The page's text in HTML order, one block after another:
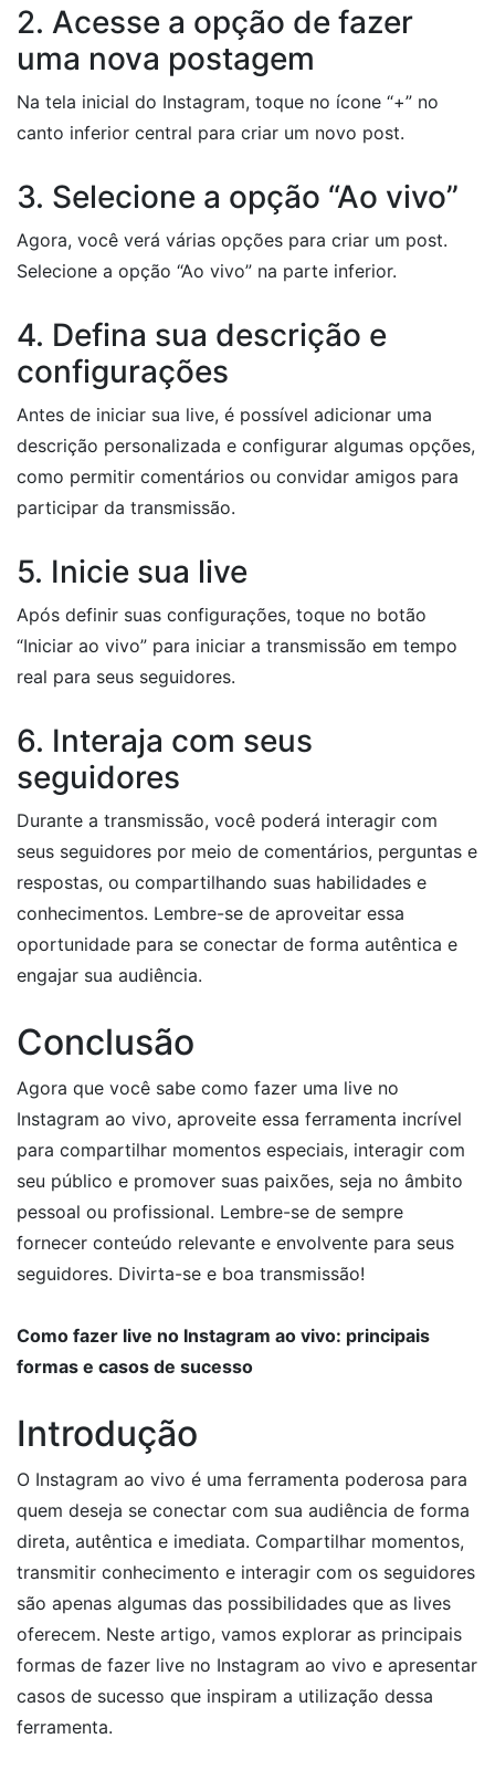
2. Acesse a opção de fazer
uma nova postagem
Na tela inicial do Instagram, toque no ícone “+” no
canto inferior central para criar um novo post.
3. Selecione a opção “Ao vivo”
Agora, você verá várias opções para criar um post.
Selecione a opção “Ao vivo” na parte inferior.
4. Defina sua descrição e
configurações
Antes de iniciar sua live, é possível adicionar uma
descrição personalizada e configurar algumas opções,
como permitir comentários ou convidar amigos para
participar da transmissão.
5. Inicie sua live
Após definir suas configurações, toque no botão
“Iniciar ao vivo” para iniciar a transmissão em tempo
real para seus seguidores.
6. Interaja com seus
seguidores
Durante a transmissão, você poderá interagir com
seus seguidores por meio de comentários, perguntas e
respostas, ou compartilhando suas habilidades e
conhecimentos. Lembre-se de aproveitar essa
oportunidade para se conectar de forma autêntica e
engajar sua audiência.
Conclusão
Agora que você sabe como fazer uma live no
Instagram ao vivo, aproveite essa ferramenta incrível
para compartilhar momentos especiais, interagir com
seu público e promover suas paixões, seja no âmbito
pessoal ou profissional. Lembre-se de sempre
fornecer conteúdo relevante e envolvente para seus
seguidores. Divirta-se e boa transmissão!
Como fazer live no Instagram ao vivo: principais
formas e casos de sucesso
Introdução
O Instagram ao vivo é uma ferramenta poderosa para
quem deseja se conectar com sua audiência de forma
direta, autêntica e imediata. Compartilhar momentos,
transmitir conhecimento e interagir com os seguidores
são apenas algumas das possibilidades que as lives
oferecem. Neste artigo, vamos explorar as principais
formas de fazer live no Instagram ao vivo e apresentar
casos de sucesso que inspiram a utilização dessa
ferramenta.